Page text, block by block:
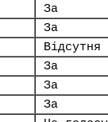
За
За
Відсутня
За
За
За